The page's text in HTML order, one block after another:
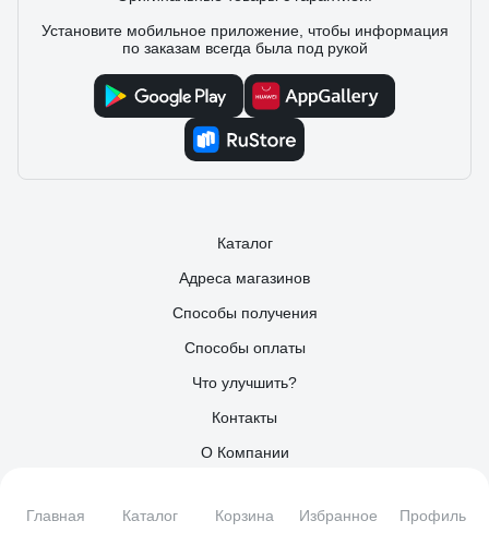
Главная Каталог Корзина Избранное Профиль
Установите мобильное приложение, чтобы информация
по заказам всегда была под рукой
Каталог
Адреса магазинов
Способы получения
Способы оплаты
Что улучшить?
Контакты
О Компании
Партнерам